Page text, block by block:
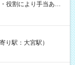
）オプションあ
どで給与の一部を受け
1時間） 時給1,300円
割により時給＋100
憩なし） 時給1,300
交通費 【試用期
り駅：大宮駅）